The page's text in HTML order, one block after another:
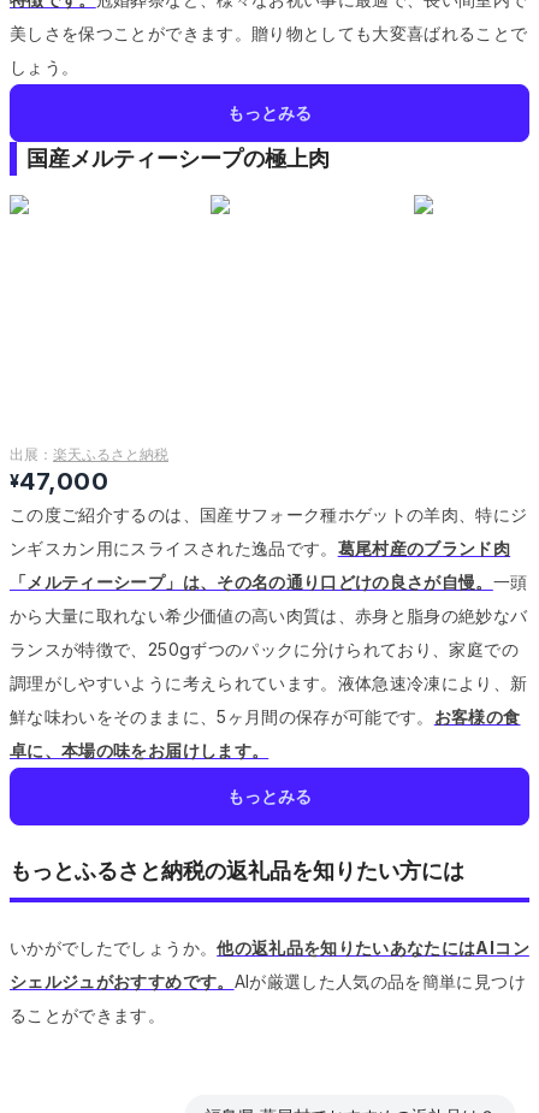
美しさを保つことができます。 贈り物としても大変喜ばれることで
しょう。
もっとみる
国産メルティーシープの極上肉
出展： 楽天ふるさと納税
¥47,000
この度ご紹介するのは、国産サフォーク種ホゲットの羊肉、特にジ
ンギスカン用にスライスされた逸品です。 葛尾村産のブランド肉
「メルティーシープ」は、その名の通り口どけの良さが自慢。 一頭
から大量に取れない希少価値の高い肉質は、赤身と脂身の絶妙なバ
ランスが特徴で、250gずつのパックに分けられており、家庭での
調理がしやすいように考えられています。 液体急速冷凍により、新
鮮な味わいをそのままに、5ヶ月間の保存が可能です。 お客様の食
卓に、本場の味をお届けします。
もっとみる
もっとふるさと納税の返礼品を知りたい方には
いかがでしたでしょうか。他の返礼品を知りたいあなたにはAIコン
シェルジュがおすすめです。 AIが厳選した人気の品を簡単に見つけ
ることができます。